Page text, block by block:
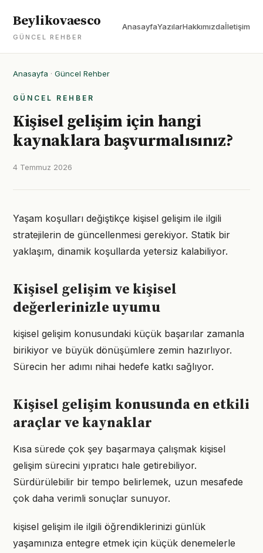
Beylikovaesco
GÜNCEL REHBER
AnasayfaYazılarHakkımızdaİletişim
Anasayfa · Güncel Rehber
GÜNCEL REHBER
Kişisel gelişim için hangi
kaynaklara başvurmalısınız?
4 Temmuz 2026
Yaşam koşulları değiştikçe kişisel gelişim ile ilgili
stratejilerin de güncellenmesi gerekiyor. Statik bir
yaklaşım, dinamik koşullarda yetersiz kalabiliyor.
Kişisel gelişim ve kişisel
değerlerinizle uyumu
kişisel gelişim konusundaki küçük başarılar zamanla
birikiyor ve büyük dönüşümlere zemin hazırlıyor.
Sürecin her adımı nihai hedefe katkı sağlıyor.
Kişisel gelişim konusunda en etkili
araçlar ve kaynaklar
Kısa sürede çok şey başarmaya çalışmak kişisel
gelişim sürecini yıpratıcı hale getirebiliyor.
Sürdürülebilir bir tempo belirlemek, uzun mesafede
çok daha verimli sonuçlar sunuyor.
kişisel gelişim ile ilgili öğrendiklerinizi günlük
yaşamınıza entegre etmek için küçük denemelerle